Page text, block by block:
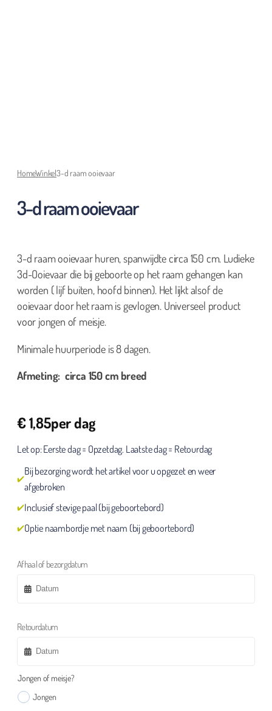
HomeWinkel3-d raam ooievaar
3-d raam ooievaar
3-d raam ooievaar huren, spanwijdte circa 150 cm. Ludieke
3d-Ooievaar die bij geboorte op het raam gehangen kan
worden ( lijf buiten, hoofd binnen). Het lijkt alsof de
ooievaar door het raam is gevlogen. Universeel product
voor jongen of meisje.
Minimale huurperiode is 8 dagen.
Afmeting: circa 150 cm breed
€1,85per dag
Let op: Eerste dag = Opzetdag. Laatste dag = Retourdag
Bij bezorging wordt het artikel voor u opgezet en weer
afgebroken
Inclusief stevige paal (bij geboortebord)
Optie naambordje met naam (bij geboortebord)
Afhaal of bezorgdatum
Retourdatum
Jongen of meisje?
Jongen